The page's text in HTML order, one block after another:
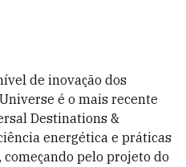
de inovação dos
é o mais recente
Destinations &
energética e práticas
pelo projeto do